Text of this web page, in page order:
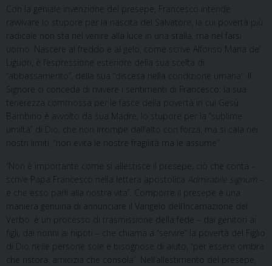
Con la geniale invenzione del presepe, Francesco intende
ravvivare lo stupore per la nascita del Salvatore, la cui povertà più
radicale non sta nel venire alla luce in una stalla, ma nel farsi
uomo. Nascere al freddo e al gelo, come scrive Alfonso Maria de’
Liguori, è l’espressione esteriore della sua scelta di
“abbassamento”, della sua “discesa nella condizione umana”. Il
Signore ci conceda di rivivere i sentimenti di Francesco: la sua
tenerezza commossa per le fasce della povertà in cui Gesù
Bambino è avvolto da sua Madre; lo stupore per la “sublime
umiltà” di Dio, che non irrompe dall’alto con forza, ma si cala nei
nostri limiti, “non evita le nostre fragilità ma le assume”.
“Non è importante come si allestisce il presepe; ciò che conta –
scrive Papa Francesco nella lettera apostolica
è che esso parli alla nostra vita”. Comporre il presepe è una
maniera genuina di annunciare il Vangelo dell’Incarnazione del
Verbo: è un processo di trasmissione della fede – dai genitori ai
figli, dai nonni ai nipoti – che chiama a “servire” la povertà del Figlio
di Dio nelle persone sole e bisognose di aiuto, “per essere ombra
che ristora, amicizia che consola”. Nell’allestimento del presepe,